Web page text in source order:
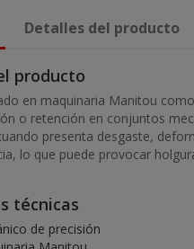
Detalles del producto
producto
en maquinaria Manitou
o retención en conjuntos
presenta desgaste,
lo que puede provocar
técnicas
de precisión